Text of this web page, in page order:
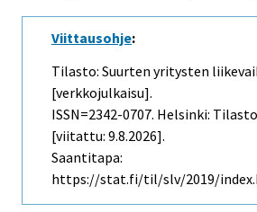
Viittausohje:
Tilasto: Suurten yritysten
[verkkojulkaisu].
ISSN=2342-0707. Helsinki:
[viitattu: 9.8.2026].
Saantitapa:
https://stat.fi/til/slv/2019/